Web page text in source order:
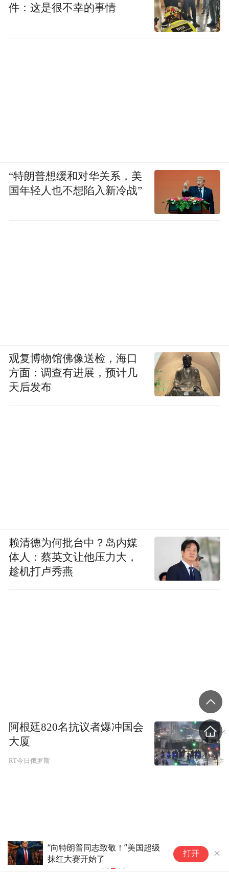
“向特朗普同志致敬！”美国超级
抹红大赛开始了
打开
件：这是很不幸的事情
“特朗普想缓和对华关系，美
国年轻人也不想陷入新冷战”
观复博物馆佛像送检，海口
方面：调查有进展，预计几
天后发布
赖清德为何批台中？岛内媒
体人：蔡英文让他压力大，
趁机打卢秀燕
阿根廷820名抗议者爆冲国会
大厦
RT今日俄罗斯